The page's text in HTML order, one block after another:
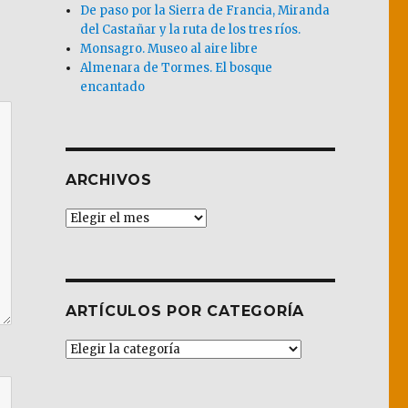
De paso por la Sierra de Francia, Miranda
del Castañar y la ruta de los tres ríos.
Monsagro. Museo al aire libre
Almenara de Tormes. El bosque
encantado
ARCHIVOS
Archivos
ARTÍCULOS POR CATEGORÍA
Artículos